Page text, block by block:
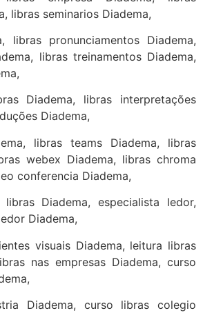
libras seminarios Diadema,
libras pronunciamentos Diadema,
libras treinamentos Diadema,
Diadema, libras interpretações
Diadema,
libras teams Diadema, libras
webex Diadema, libras chroma
conferencia Diadema,
Diadema, especialista ledor,
Diadema,
visuais Diadema, leitura libras
nas empresas Diadema, curso
Diadema, curso libras colegio